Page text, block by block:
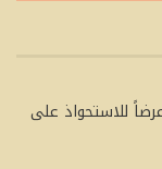
للاستحواذ على